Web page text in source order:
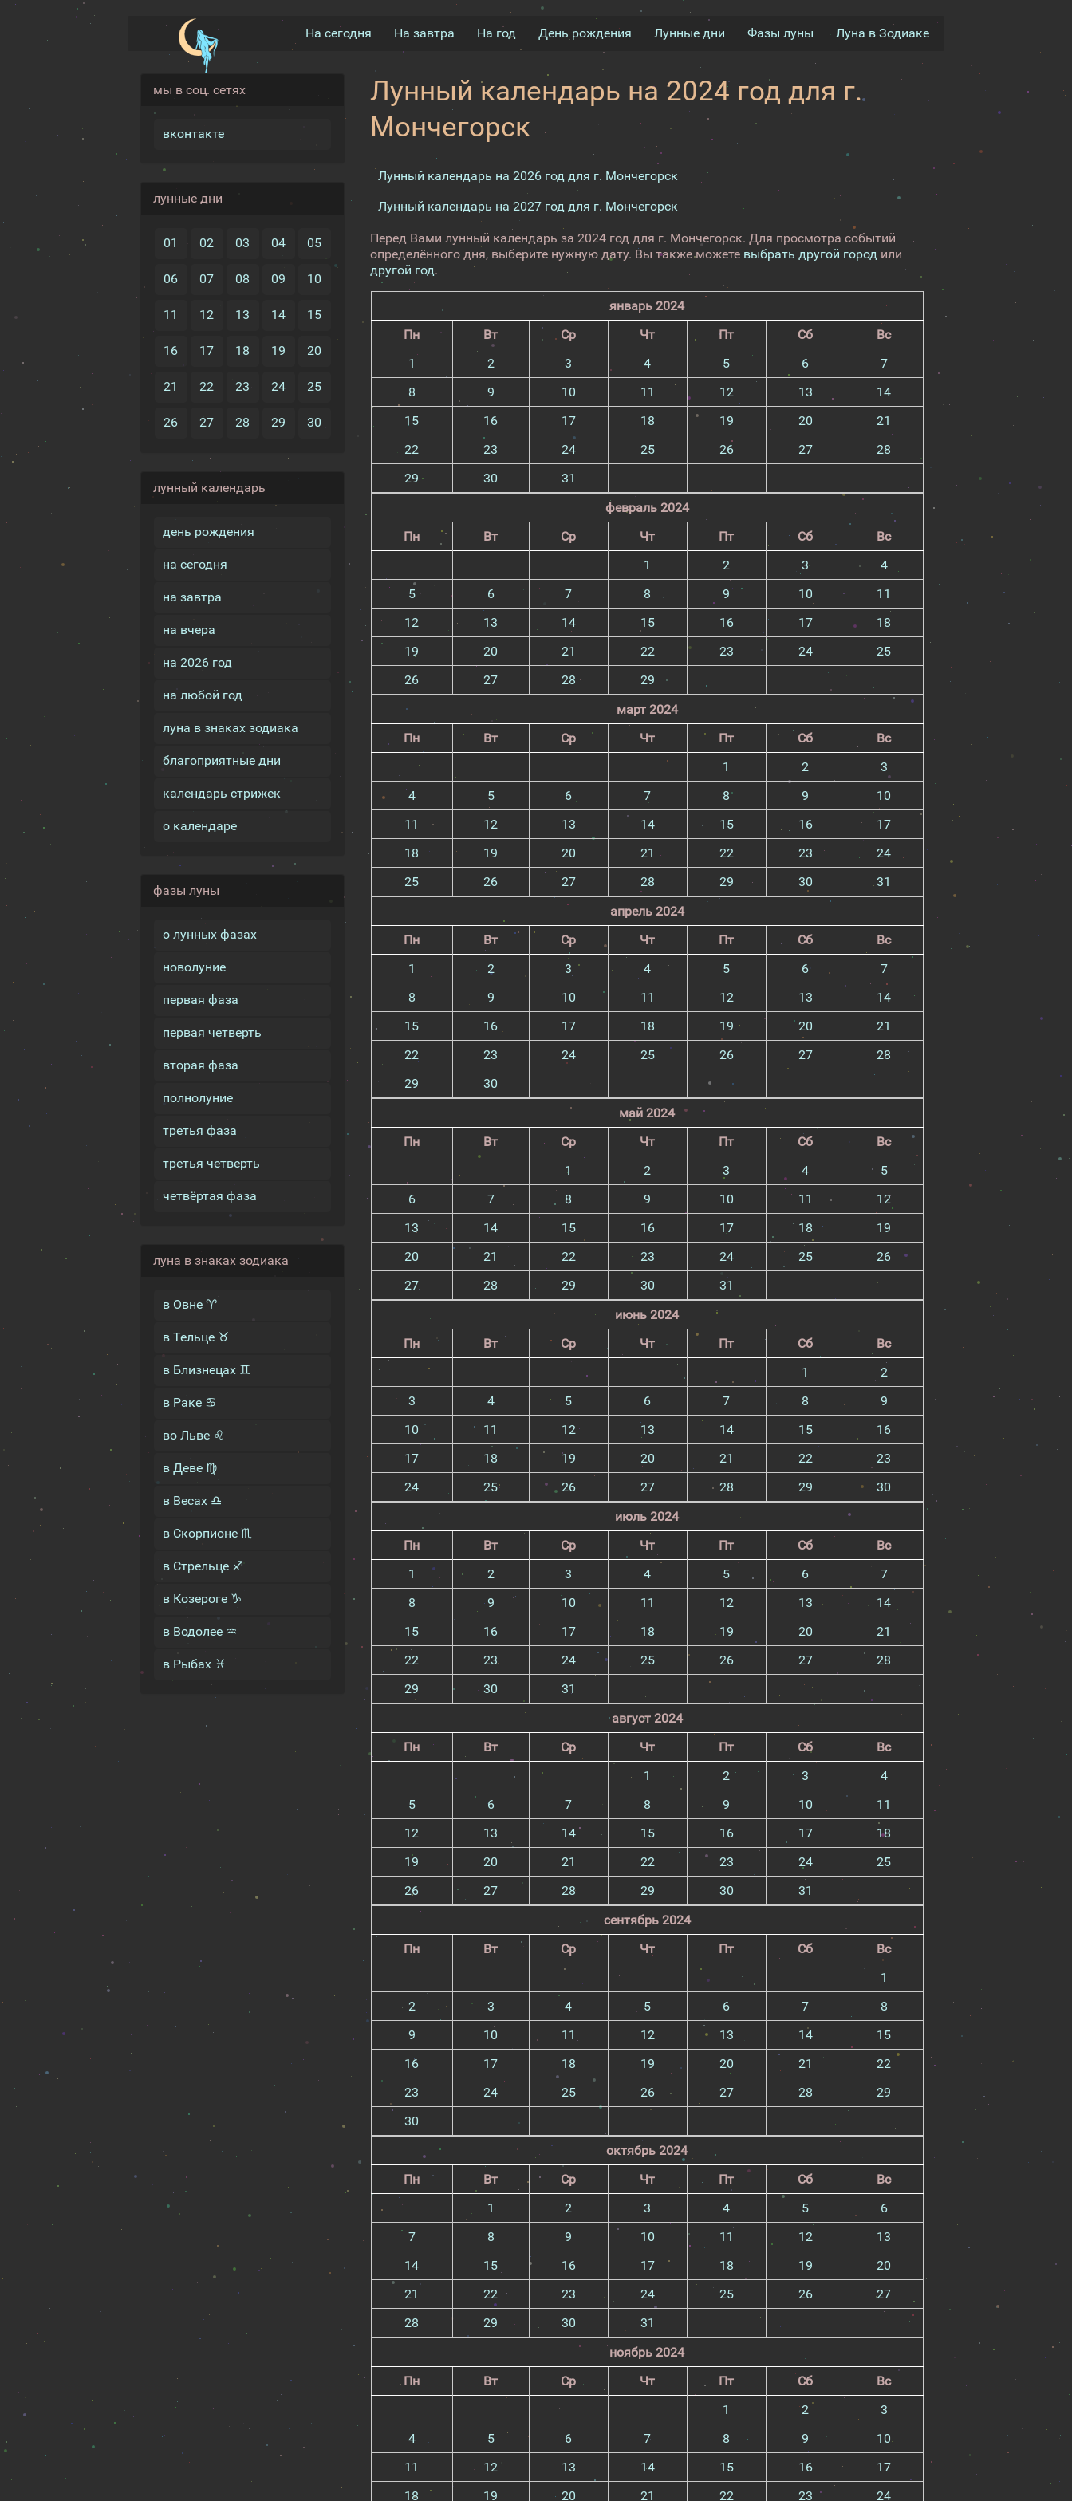
На сегодня На завтра На год День рождения Лунные дни Фазы луны Луна в Зодиаке
мы в соц. сетях
вконтакте
лунные дни
01 02 03 04 05
06 07 08 09 10
11 12 13 14 15
16 17 18 19 20
21 22 23 24 25
26 27 28 29 30
лунный календарь
день рождения
на сегодня
на завтра
на вчера
на 2026 год
на любой год
луна в знаках зодиака
благоприятные дни
календарь стрижек
о календаре
фазы луны
о лунных фазах
новолуние
первая фаза
первая четверть
вторая фаза
полнолуние
третья фаза
третья четверть
четвёртая фаза
луна в знаках зодиака
в Овне ♈
в Тельце ♉
в Близнецах ♊
в Раке ♋
во Льве ♌
в Деве ♍
в Весах ♎
в Скорпионе ♏
в Стрельце ♐
в Козероге ♑
в Водолее ♒
в Рыбах ♓
Лунный календарь на 2024 год для г.
Мончегорск
Лунный календарь на 2026 год для г. Мончегорск
Лунный календарь на 2027 год для г. Мончегорск
Перед Вами лунный календарь за 2024 год для г. Мончегорск. Для просмотра событий
определённого дня, выберите нужную дату. Вы также можете выбрать другой город или
другой год.
январь 2024
Пн
Вт Ср Чт Пт Сб
Вс
1
2 3 4 5 6
7
8
9 10 11 12 13
14
15
16 17 18 19 20
21
22
23 24 25 26 27
28
29
30
31
февраль 2024
Пн
Вт Ср Чт Пт Сб
Вс
1
2 3
4
5
6 7 8 9 10
11
12
13 14 15 16 17
18
19
20 21 22 23 24
25
26
27 28
29
март 2024
Пн
Вт Ср Чт Пт Сб
Вс
1
2
3
4
5 6 7 8 9
10
11
12 13 14 15 16
17
18
19 20 21 22 23
24
25
26 27 28 29 30
31
апрель 2024
Пн
Вт Ср Чт Пт Сб
Вс
1
2 3 4 5 6
7
8
9 10 11 12 13
14
15
16 17 18 19 20
21
22
23 24 25 26 27
28
29
30
май 2024
Пн
Вт Ср Чт Пт Сб
Вс
1
2 3 4
5
6
7 8 9 10 11
12
13
14 15 16 17 18
19
20
21 22 23 24 25
26
27
28 29 30
31
июнь 2024
Пн
Вт Ср Чт Пт Сб
Вс
1
2
3
4 5 6 7 8
9
10
11 12 13 14 15
16
17
18 19 20 21 22
23
24
25 26 27 28 29
30
июль 2024
Пн
Вт Ср Чт Пт Сб
Вс
1
2 3 4 5 6
7
8
9 10 11 12 13
14
15
16 17 18 19 20
21
22
23 24 25 26 27
28
29
30
31
август 2024
Пн
Вт Ср Чт Пт Сб
Вс
1
2 3
4
5
6 7 8 9 10
11
12
13 14 15 16 17
18
19
20 21 22 23 24
25
26
27 28 29 30
31
сентябрь 2024
Пн
Вт Ср Чт Пт Сб
Вс
1
2
3 4 5 6 7
8
9
10 11 12 13 14
15
16
17 18 19 20 21
22
23
24 25 26 27 28
29
30
октябрь 2024
Пн
Вт Ср Чт Пт Сб
Вс
1
2 3 4 5
6
7
8 9 10 11 12
13
14
15 16 17 18 19
20
21
22 23 24 25 26
27
28
29 30
31
ноябрь 2024
Пн
Вт Ср Чт Пт Сб
Вс
1
2
3
4
5 6 7 8 9
10
11
12 13 14 15 16
17
18
19 20 21 22 23 24